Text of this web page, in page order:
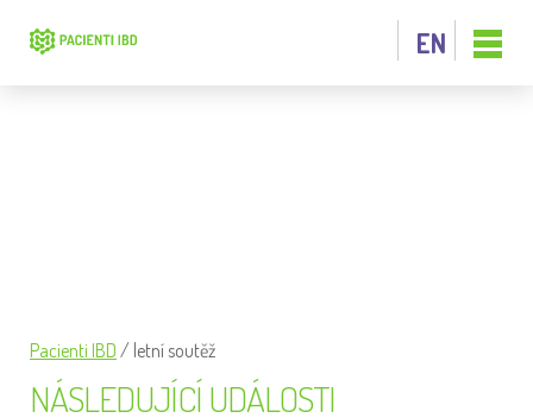
EN
Pacienti IBD / letní soutěž
NÁSLEDUJÍCÍ UDÁLOSTI